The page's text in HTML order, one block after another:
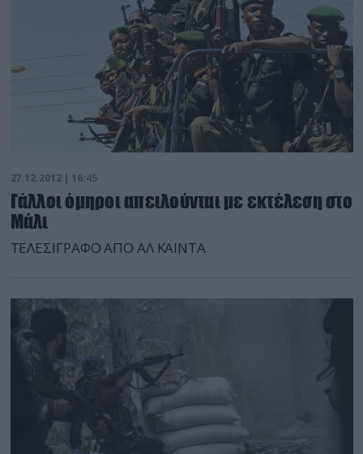
27.12.2012 | 16:45
Γάλλοι όμηροι απειλούνται με εκτέλεση στο
Μάλι
ΤΕΛΕΣΙΓΡΑΦΟ ΑΠΟ ΑΛ ΚΑΙΝΤΑ